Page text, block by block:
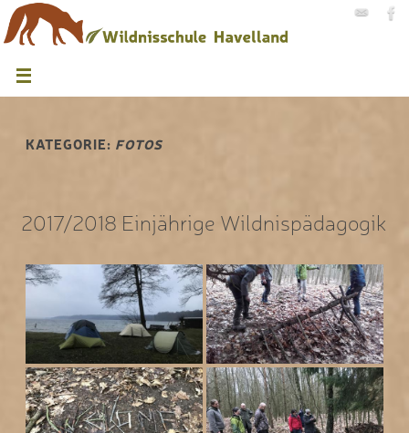
KATEGORIE: FOTOS
2017/2018 Einjährige Wildnispädagogik